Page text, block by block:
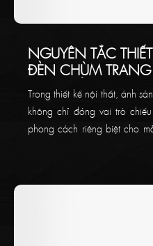
NGUYÊN TẮC
ĐÈN CHÙM
GIAN CỦA BẠN
Trong thiết kế nội thất, ánh
không chỉ đóng vai trò
phong cách riêng biệt cho